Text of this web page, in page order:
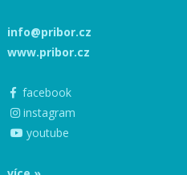
info@pribor.cz
www.pribor.cz
facebook
instagram
youtube